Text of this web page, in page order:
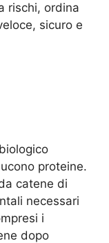
rischi, ordina
sicuro e
proteine.
catene di
necessari
i
dopo